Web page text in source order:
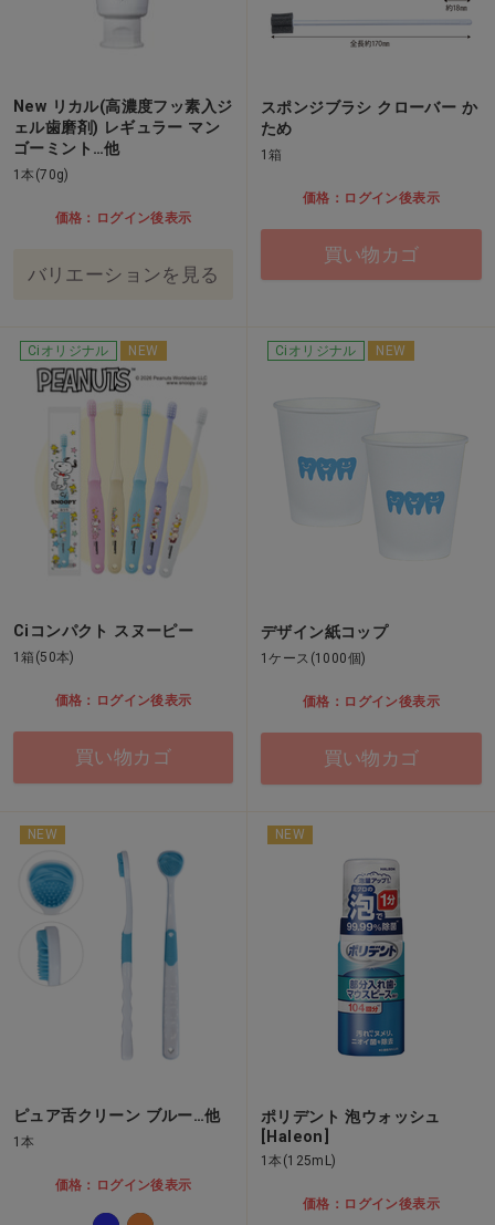
New リカル(高濃度フッ素入ジ
ェル歯磨剤) レギュラー マン
ゴーミント…他
1本(70g)
価格：ログイン後表示
バリエーションを見る
スポンジブラシ クローバー か
ため
1箱
価格：ログイン後表示
買い物カゴ
Ciオリジナル NEW
Ciコンパクト スヌーピー
1箱(50本)
価格：ログイン後表示
買い物カゴ
Ciオリジナル NEW
デザイン紙コップ
1ケース(1000個)
価格：ログイン後表示
買い物カゴ
NEW
ピュア舌クリーン ブルー…他
1本
価格：ログイン後表示
NEW
ポリデント 泡ウォッシュ
[Haleon]
1本(125mL)
価格：ログイン後表示